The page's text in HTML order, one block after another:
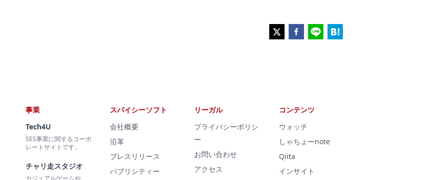
事業
Tech4U
SES事業に関するコーポ
レートサイトです。
チャリ走スタジオ
カジュアルゲームや
スパイシーソフト
会社概要
沿革
プレスリリース
パブリシティー
リーガル
プライバシーポリシ
ー
お問い合わせ
アクセス
コンテンツ
ウォッチ
しゃちょーnote
Qiita
インサイト